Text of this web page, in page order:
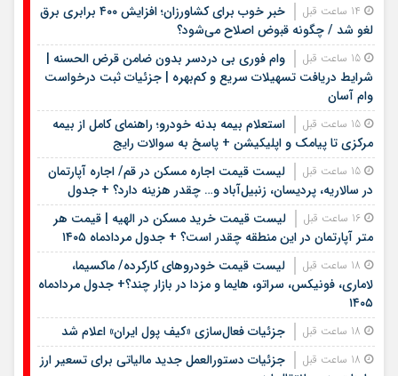
خبر خوب برای کشاورزان؛ افزایش ۴۰۰ برابری برق
لغو شد / چگونه قبوض اصلاح می‌شود؟
وام فوری بی دردسر بدون ضامن قرض الحسنه |
شرایط دریافت تسهیلات سریع و کم‌بهره | جزئیات ثبت درخواست
وام آسان
استعلام بیمه بدنه خودرو؛ راهنمای کامل از بیمه
مرکزی تا پیامک و اپلیکیشن + پاسخ به سوالات رایج
لیست قیمت اجاره مسکن در قم/ اجاره آپارتمان
در سالاریه، پردیسان، زنبیل‌آباد و… چقدر هزینه دارد؟ + جدول
لیست قیمت خرید مسکن در الهیه | قیمت هر
متر آپارتمان در این منطقه چقدر است؟ + جدول مردادماه ۱۴۰۵
لیست قیمت خودروهای کارکرده/ ماکسیما،
لاماری، فونیکس، سراتو، هایما و مزدا در بازار چند؟+ جدول مردادماه
۱۴۰۵
جزئیات فعال‌سازی «کیف پول ایران» اعلام شد
جزئیات دستورالعمل جدید مالیاتی برای تسعیر ارز